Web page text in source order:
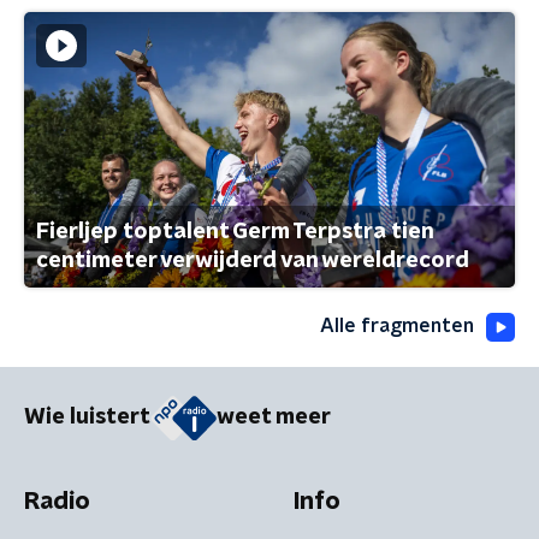
Fierljep toptalent Germ Terpstra tien
centimeter verwijderd van wereldrecord
Alle fragmenten
Wie luistert weet meer
Radio Info